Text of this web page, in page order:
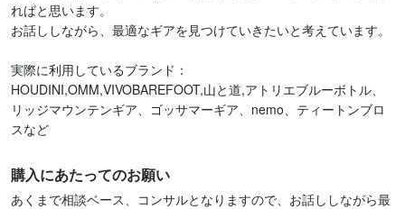
ればと思います。
お話ししながら、最適なギアを見つけていきたいと考えています。
実際に利用しているブランド：
HOUDINI,OMM,VIVOBAREFOOT,山と道,アトリエブルーボトル、
リッジマウンテンギア、ゴッサマーギア、nemo、ティートンブロ
購入にあたってのお願い
あくまで相談ベース、コンサルとなりますので、お話ししながら最